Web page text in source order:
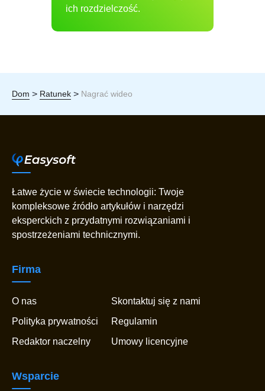
ich rozdzielczość.
Dom > Ratunek > Nagrać wideo
Łatwe życie w świecie technologii: Twoje
kompleksowe źródło artykułów i narzędzi
eksperckich z przydatnymi rozwiązaniami i
spostrzeżeniami technicznymi.
Firma
O nas
Skontaktuj się z nami
Polityka prywatności
Regulamin
Redaktor naczelny
Umowy licencyjne
Wsparcie